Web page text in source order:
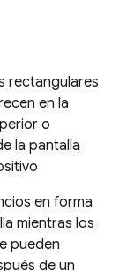
rectangulares
en la
o
la pantalla
en forma
mientras los
pueden
de un